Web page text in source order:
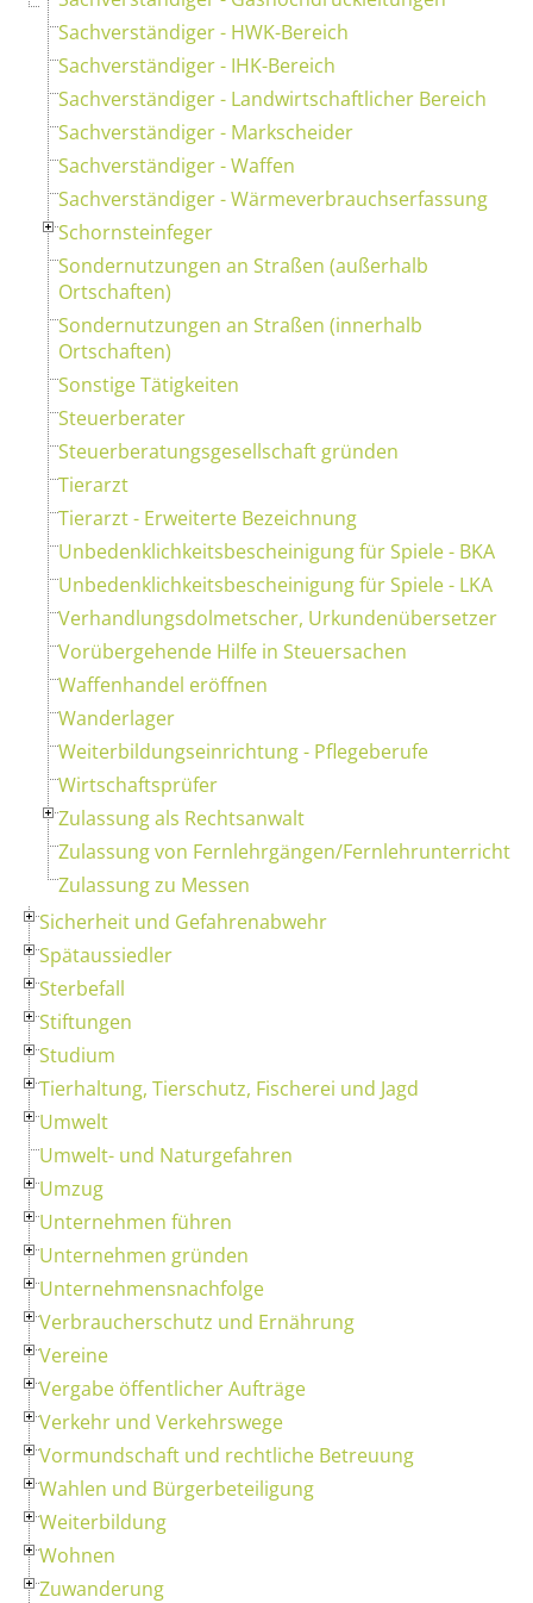
Sachverständiger - HWK-Bereich
Sachverständiger - IHK-Bereich
Sachverständiger - Landwirtschaftlicher Bereich
Sachverständiger - Markscheider
Sachverständiger - Waffen
Sachverständiger - Wärmeverbrauchserfassung
Schornsteinfeger
Sondernutzungen an Straßen (außerhalb
Ortschaften)
Sondernutzungen an Straßen (innerhalb
Ortschaften)
Sonstige Tätigkeiten
Steuerberater
Steuerberatungsgesellschaft gründen
Tierarzt
Tierarzt - Erweiterte Bezeichnung
Unbedenklichkeitsbescheinigung für Spiele - BKA
Unbedenklichkeitsbescheinigung für Spiele - LKA
Verhandlungsdolmetscher, Urkundenübersetzer
Vorübergehende Hilfe in Steuersachen
Waffenhandel eröffnen
Wanderlager
Weiterbildungseinrichtung - Pflegeberufe
Wirtschaftsprüfer
Zulassung als Rechtsanwalt
Zulassung von Fernlehrgängen/Fernlehrunterricht
Zulassung zu Messen
Sicherheit und Gefahrenabwehr
Spätaussiedler
Sterbefall
Stiftungen
Studium
Tierhaltung, Tierschutz, Fischerei und Jagd
Umwelt
Umwelt- und Naturgefahren
Umzug
Unternehmen führen
Unternehmen gründen
Unternehmensnachfolge
Verbraucherschutz und Ernährung
Vereine
Vergabe öffentlicher Aufträge
Verkehr und Verkehrswege
Vormundschaft und rechtliche Betreuung
Wahlen und Bürgerbeteiligung
Weiterbildung
Wohnen
Zuwanderung